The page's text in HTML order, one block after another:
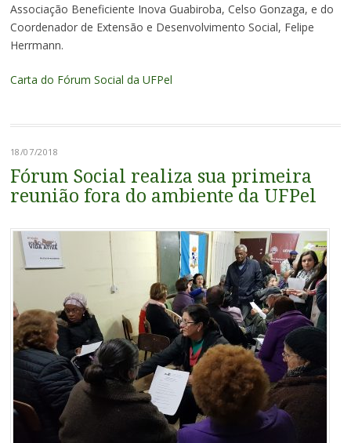
Associação Beneficiente Inova Guabiroba, Celso Gonzaga, e do
Coordenador de Extensão e Desenvolvimento Social, Felipe
Herrmann.
Carta do Fórum Social da UFPel
18/07/2018
Fórum Social realiza sua primeira
reunião fora do ambiente da UFPel